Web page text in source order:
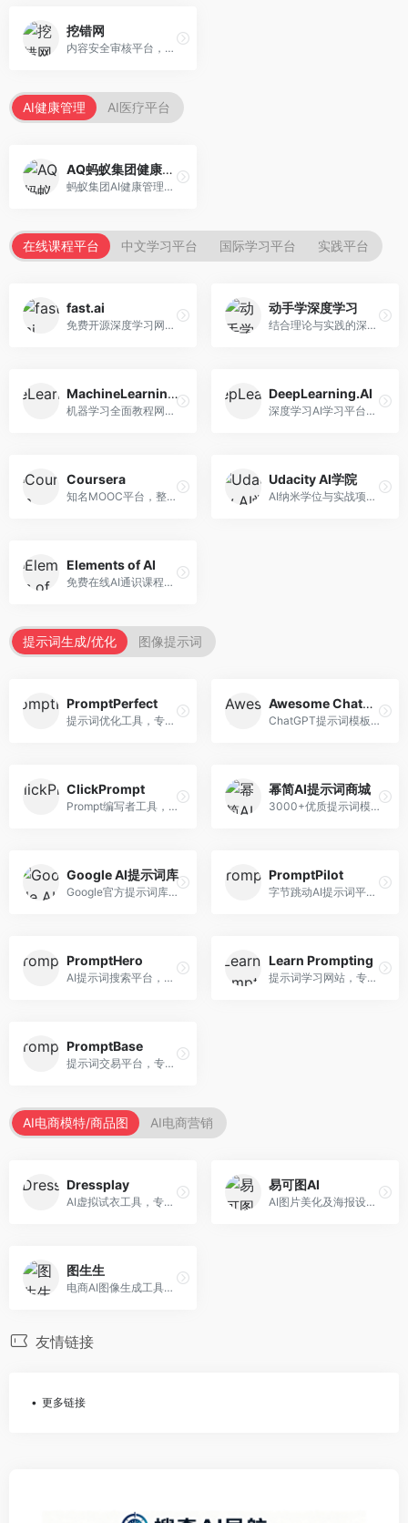
挖错网
内容安全审核平台，专注于违规内容检测。面向企业和平台，提供内容审核、敏感词检测、风险预警等服务，安全审核专业。
AI健康管理 AI医疗平台
AQ蚂蚁集团健康管家
蚂蚁集团AI健康管理服务，专注于个人健康监测。面向个人用户，提供健康评估、慢病管理、健康建议等服务，健康管理便捷。
在线课程平台 中文学习平台 国际学习平台 实践平台
fast.ai
免费开源深度学习网站，专注于实用AI教学。面向开发者，提供免费深度学习课程、实战项目、代码库等资源，学习门槛低。
动手学深度学习
结合理论与实践的深度学习教材，专注于代码驱动学习。面向学生和开发者，提供深度学习理论、代码实现、练习题等资源，学习体验好。
MachineLearningMastery
机器学习全面教程网站，专注于实用技能教学。面向开发者，提供机器学习算法、Python实现、项目实战等教程，实用性强。
DeepLearning.AI
深度学习AI学习平台，由吴恩达创立。面向AI学习者，提供深度学习专项课程、AI新闻、技术社区等资源，课程质量权威。
Coursera
知名MOOC平台，整合全球顶尖大学课程资源。面向学习者，提供AI、机器学习、深度学习等课程，证书认可度高，课程质量专业。
Udacity AI学院
AI纳米学位与实战项目平台，专注于职业导向学习。面向AI从业者，提供机器学习、深度学习、计算机视觉等纳米学位，项目实战性强。
Elements of AI
免费在线AI通识课程，专注于AI基础知识普及。面向普通大众，提供AI概念、原理、应用等入门知识，语言通俗易懂。
提示词生成/优化 图像提示词
PromptPerfect
提示词优化工具，专注于提示词质量提升。面向AI用户，提供提示词优化、效果测试、版本对比等服务，提示词优化专业。
Awesome ChatGPT Prompts
ChatGPT提示词模板库，专注于实用提示词收集。面向ChatGPT用户，提供提示词模板、使用场景、效果展示等资源，模板实用性强。
ClickPrompt
Prompt编写者工具，专注于提示词创作辅助。面向提示词创作者，提供提示词编辑、测试、分享等服务，创作工具完善。
幂简AI提示词商城
3000+优质提示词模板平台，专注于中文提示词。面向中文AI用户，提供提示词模板、分类检索、一键使用等服务，中文提示词丰富。
Google AI提示词库
Google官方提示词库，专注于Gemini模型优化。面向开发者，提供官方提示词指南、最佳实践、示例代码等资源，权威性强。
PromptPilot
字节跳动AI提示词平台，专注于提示词优化与管理。面向AI用户，提供提示词优化、效果测试、团队协作等服务，企业级功能完善。
PromptHero
AI提示词搜索平台，整合多种AI工具提示词资源。面向AI创作者，提供提示词搜索、模板库、社区分享等服务，提示词资源丰富。
Learn Prompting
提示词学习网站，专注于提示词工程教育。面向AI学习者，提供提示词教程、最佳实践、案例研究等资源，教学内容系统。
PromptBase
提示词交易平台，专注于高质量提示词买卖。面向AI创作者，提供提示词交易、模板购买、创作者收益等服务，提示词质量高。
AI电商模特/商品图 AI电商营销
Dressplay
AI虚拟试衣工具，专注于服装电商体验。面向服装电商，提供虚拟试穿、尺码推荐、穿搭建议等服务，试衣体验真实。
易可图AI
AI图片美化及海报设计平台，专注于电商视觉设计。面向电商卖家，提供图片美化、海报设计、营销素材等服务，设计效率高。
图生生
电商AI图像生成工具，专注于商品图创作。面向电商卖家，提供商品图生成、背景替换、批量处理等服务，商品图质量高。
友情链接
更多链接